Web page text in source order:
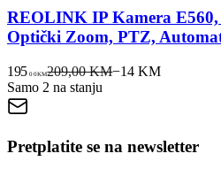
REOLINK IP Kamera
Optički Zoom, PTZ,
195 00KM209,00 KM−14 KM
Samo 2 na stanju
Pretplatite se na newsletter